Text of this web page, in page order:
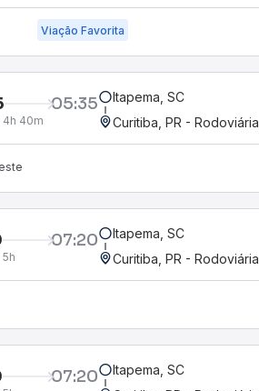
Viação Favorita
05:35
4h 40m
Itapema, SC
Curitiba, PR - Rodoviária
07:20
5h
Itapema, SC
Curitiba, PR - Rodoviária
07:20
Itapema, SC